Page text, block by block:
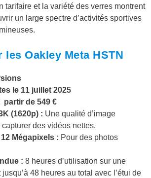
tarifaire et la variété des verres montrent
un large spectre d’activités sportives
Oakley Meta HSTN
le 11 juillet 2025
partir de 549 €
(1620p) : Une qualité d’image
des vidéos nettes.
Mégapixels : Pour des photos
: 8 heures d’utilisation sur une
48 heures au total avec l’étui de